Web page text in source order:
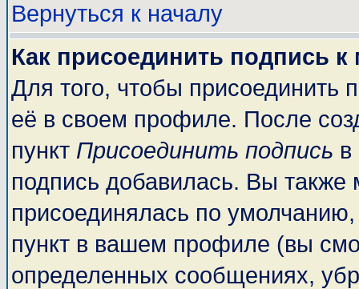
Вернуться к началу
Как присоединить подпись
Для того, чтобы присоединить
её в своем профиле. После
пункт Присоединить подпись
подпись добавилась. Вы также
присоединялась по
пункт в вашем профиле (вы
определенных сообщениях,